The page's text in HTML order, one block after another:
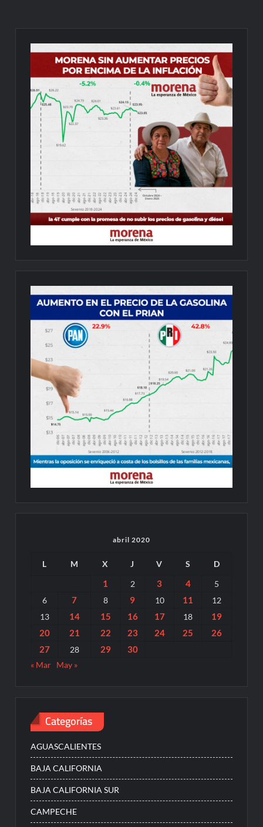
abril 2020
L M X J V S D
1 2 3 4
5
6
7 8 9 10 11
12
13
14 15 16 17 18
19
20
21 22 23 24 25
26
27
28 29 30
« Mar May »
Categorías
AGUASCALIENTES
BAJA CALIFORNIA
BAJA CALIFORNIA SUR
CAMPECHE